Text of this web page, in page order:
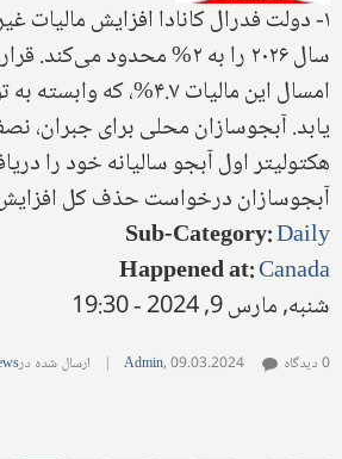
۱- دولت فدرال کانادا افزایش مالیات
سال ۲۰۲۶ را به ۲% محدود
امسال این مالیات ۴.۷%،
هکتولیتر اول آبجو سالیانه خود را
آبجوسازان درخواست حذف کل
Sub-Category:Daily
Happened at:Canada
شنبه, مارس 9, 2024 - 19:30
Admin,09.03.2024
| ارسال شده در 0 دیدگاه